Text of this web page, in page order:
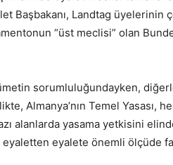
Başbakanı, Landtag üyelerinin
“üst meclisi” olan
sorumluluğundayken,
Almanya’nın Temel Yasası,
alanlarda yasama yetkisini
eyalete önemli ölçüde